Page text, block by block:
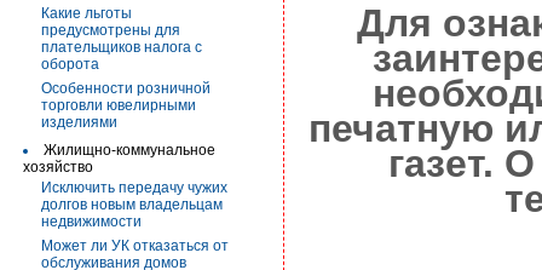
Какие льготы
предусмотрены для
плательщиков налога с
оборота
Особенности розничной
торговли ювелирными
изделиями
Жилищно-коммунальное
хозяйство
Исключить передачу чужих
долгов новым владельцам
недвижимости
Может ли УК отказаться от
обслуживания домов
Для
печатную
газет.